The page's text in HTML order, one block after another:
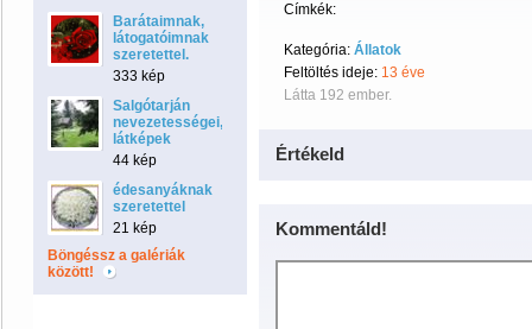
Barátaimnak,
látogatóimnak
szeretettel.
333 kép
Salgótarján
nevezetességei,
látképek
44 kép
édesanyáknak
szeretettel
21 kép
Böngéssz a galériák
között!
Címkék:
Kategória: Állatok
Feltöltés ideje: 13 éve
Látta 192 ember.
Értékeld
Kommentáld!